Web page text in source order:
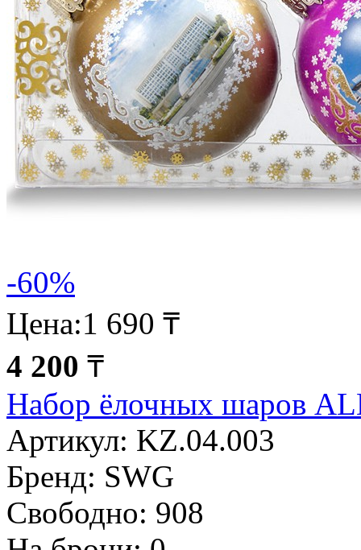
-60%
Цена:1 690 ₸
4 200 ₸
Набор ёлочных шаров
Артикул: KZ.04.003
Бренд: SWG
Свободно: 908